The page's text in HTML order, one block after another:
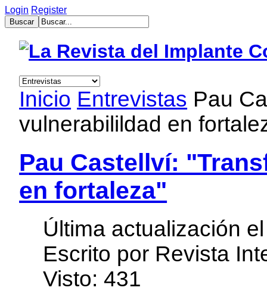
Login Register
Inicio Entrevistas Pau
vulnerabilildad en
Pau Castellví:
en fortaleza"
Última actualización
Escrito por Revista
Visto: 431
muğla
escort
bayan
escort
aydın
bayan
escort
bayan
çanakkale
bayan
escort
escort
gebzet